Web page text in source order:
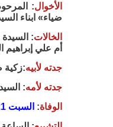
الأخوال:
ضياء» ابناء
الخالات:
أم علي إبراهيم
جدته لأبيه:زكية
جدته لأمه:
الوفاة: السبت 21 ربيع أول 1447 هـ، الموافق 13 سبتمبر 2025م